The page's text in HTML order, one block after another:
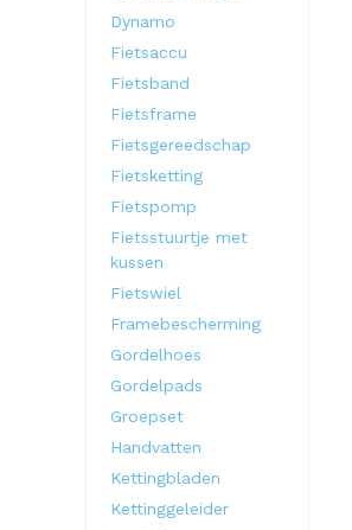
Dynamo
Fietsaccu
Fietsband
Fietsframe
Fietsgereedschap
Fietsketting
Fietspomp
Fietsstuurtje met
kussen
Fietswiel
Framebescherming
Gordelhoes
Gordelpads
Groepset
Handvatten
Kettingbladen
Kettinggeleider